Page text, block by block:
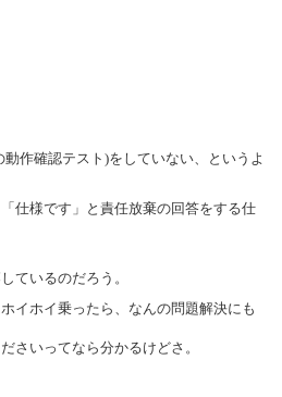
作確認テスト)をしていない、というよ
仕様です」と責任放棄の回答をする仕
ているのだろう。
イホイ乗ったら、なんの問題解決にも
さいってなら分かるけどさ。